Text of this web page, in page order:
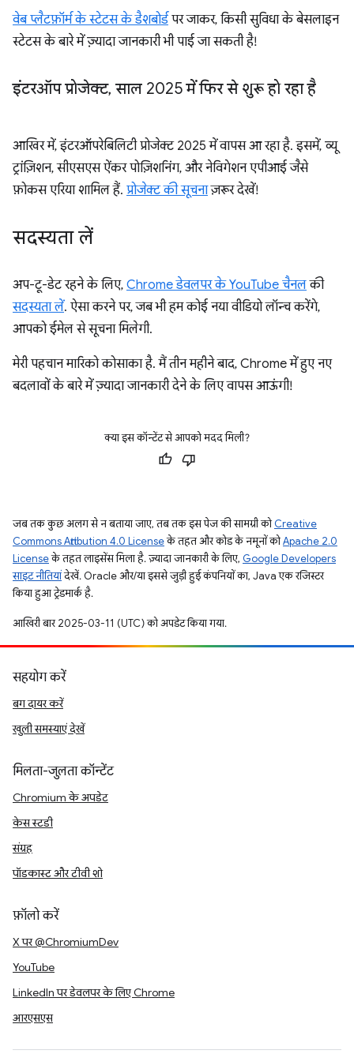
वेब प्लैटफ़ॉर्म के स्टेटस के डैशबोर्ड पर जाकर, किसी सुविधा के बेसलाइन
स्टेटस के बारे में ज़्यादा जानकारी भी पाई जा सकती है!
इंटरऑप प्रोजेक्ट, साल 2025 में फिर से शुरू हो रहा है
आखिर में, इंटरऑपरेबिलिटी प्रोजेक्ट 2025 में वापस आ रहा है. इसमें, व्यू
ट्रांज़िशन, सीएसएस ऐंकर पोज़िशनिंग, और नेविगेशन एपीआई जैसे
फ़ोकस एरिया शामिल हैं. प्रोजेक्ट की सूचनाज़रूर देखें!
सदस्यता लें
अप-टू-डेट रहने के लिए, Chrome डेवलपर के YouTube चैनलकी
सदस्यता लें. ऐसा करने पर, जब भी हम कोई नया वीडियो लॉन्च करेंगे,
आपको ईमेल से सूचना मिलेगी.
मेरी पहचान मारिको कोसाका है. मैं तीन महीने बाद, Chrome में हुए नए
बदलावों के बारे में ज़्यादा जानकारी देने के लिए वापस आऊंगी!
क्या इस कॉन्टेंट से आपको मदद मिली?
जब तक कुछ अलग से न बताया जाए, तब तक इस पेज की सामग्री कोCreative
Commons Attribution 4.0 Licenseके तहत और कोड के नमूनों कोApache 2.0
Licenseके तहत लाइसेंस मिला है. ज़्यादा जानकारी के लिए, Google Developers
साइट नीतियांदेखें. Oracle और/या इससे जुड़ी हुई कंपनियों का, Java एक रजिस्टर
किया हुआ ट्रेडमार्क है.
आखिरी बार 2025-03-11 (UTC) को अपडेट किया गया.
सहयोग करें
बग दायर करें
खुली समस्याएं देखें
मिलता-जुलता कॉन्टेंट
Chromium के अपडेट
केस स्टडी
संग्रह
पॉडकास्ट और टीवी शो
फ़ॉलो करें
X पर @ChromiumDev
YouTube
LinkedIn पर डेवलपर के लिए Chrome
आरएसएस